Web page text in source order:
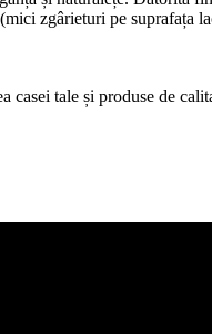
zgârieturi pe suprafața
tale și produse de